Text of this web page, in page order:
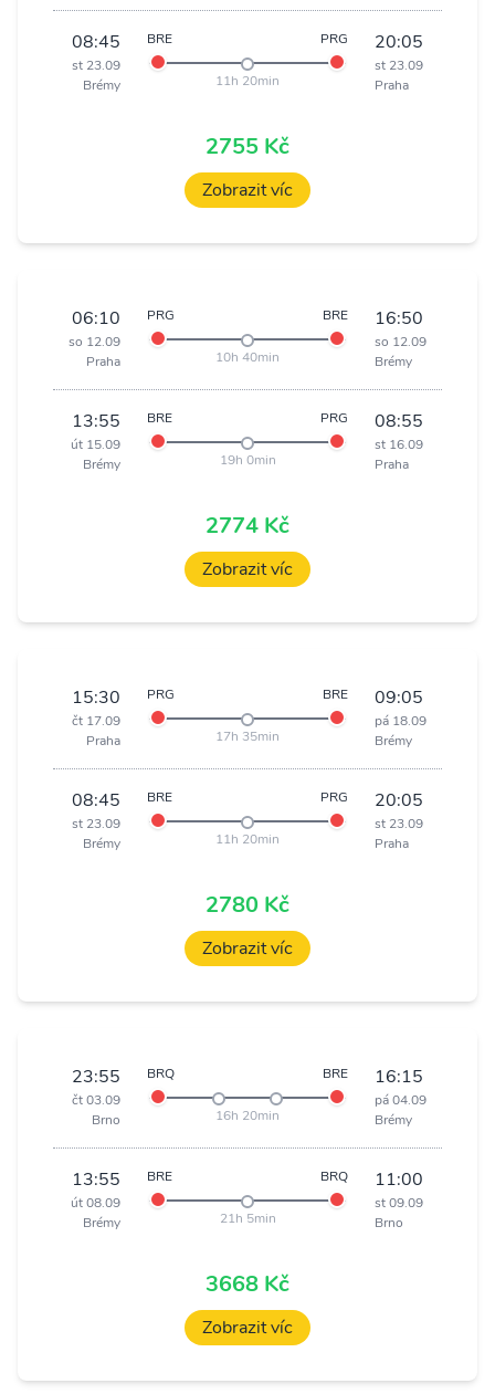
08:45
st 23.09
Brémy
BRE PRG
11h 20min
20:05
st 23.09
Praha
2755 Kč
Zobrazit víc
06:10
so 12.09
Praha
PRG BRE
10h 40min
16:50
so 12.09
Brémy
13:55
út 15.09
Brémy
BRE PRG
19h 0min
08:55
st 16.09
Praha
2774 Kč
Zobrazit víc
15:30
čt 17.09
Praha
PRG BRE
17h 35min
09:05
pá 18.09
Brémy
08:45
st 23.09
Brémy
BRE PRG
11h 20min
20:05
st 23.09
Praha
2780 Kč
Zobrazit víc
23:55
čt 03.09
Brno
BRQ BRE
16h 20min
16:15
pá 04.09
Brémy
13:55
út 08.09
Brémy
BRE BRQ
21h 5min
11:00
st 09.09
Brno
3668 Kč
Zobrazit víc